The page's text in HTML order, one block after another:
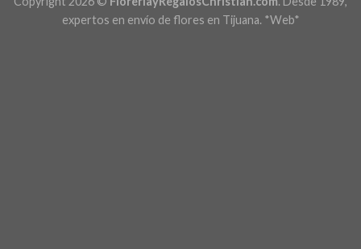
expertos en envío de flores en Tijuana. *Web*